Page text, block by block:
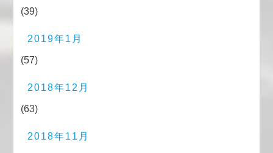
(39)
2019年1月
(57)
2018年12月
(63)
2018年11月